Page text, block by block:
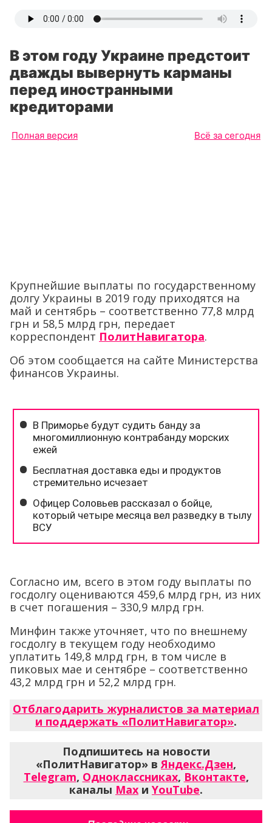
В этом году Украине предстоит
дважды вывернуть карманы
перед иностранными
кредиторами
Полная версия Всё за сегодня
Крупнейшие выплаты по государственному
долгу Украины в 2019 году приходятся на
май и сентябрь – соответственно 77,8 млрд
грн и 58,5 млрд грн, передает
корреспондент ПолитНавигатора.
Об этом сообщается на сайте Министерства
финансов Украины.
Согласно им, всего в этом году выплаты по
госдолгу оцениваются 459,6 млрд грн, из них
в счет погашения – 330,9 млрд грн.
Минфин также уточняет, что по внешнему
госдолгу в текущем году необходимо
уплатить 149,8 млрд грн, в том числе в
пиковых мае и сентябре – соответственно
43,2 млрд грн и 52,2 млрд грн.
Отблагодарить журналистов за материал
и поддержать «ПолитНавигатор».
Подпишитесь на новости
«ПолитНавигатор» вЯндекс.Дзен,
Telegram, Одноклассниках, Вконтакте,
каналы Max и YouTube.